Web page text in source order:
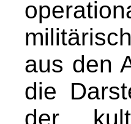
aus den
die
der